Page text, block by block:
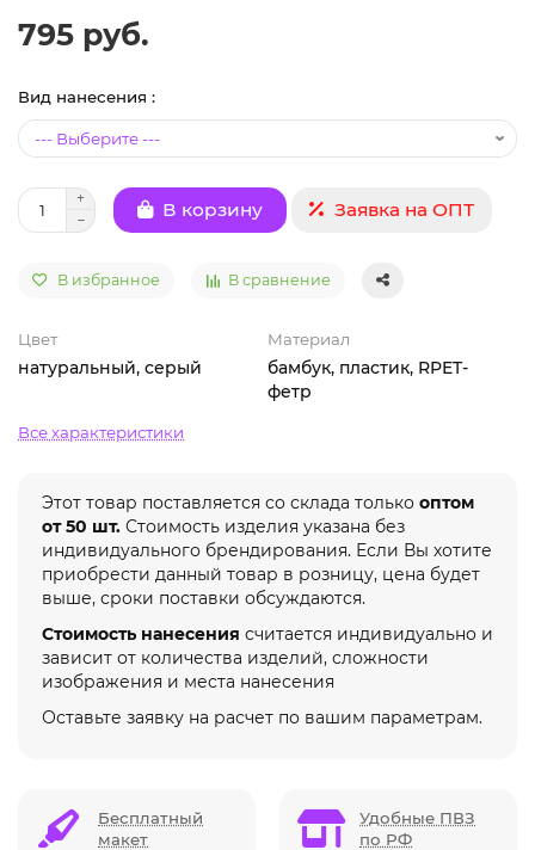
795 руб.
Вид нанесения :
В корзину Заявка на ОПТ
В избранное В сравнение
Цвет
натуральный, серый
Материал
бамбук, пластик, RPET-
фетр
Все характеристики
Этот товар поставляется со склада только оптом
от 50 шт. Стоимость изделия указана без
индивидуального брендирования. Если Вы хотите
приобрести данный товар в розницу, цена будет
выше, сроки поставки обсуждаются.
Стоимость нанесения считается индивидуально и
зависит от количества изделий, сложности
изображения и места нанесения
Оставьте заявку на расчет по вашим параметрам.
Бесплатный
макет
Удобные ПВЗ
по РФ